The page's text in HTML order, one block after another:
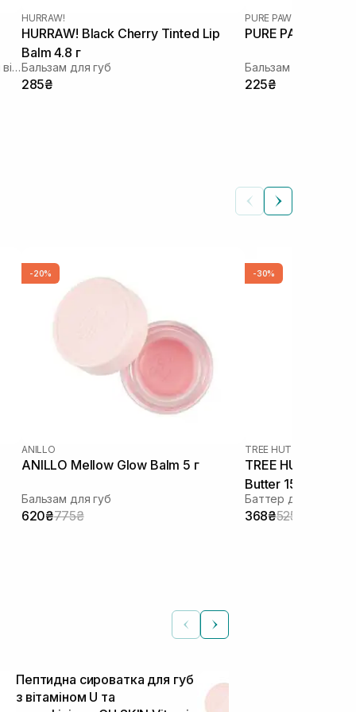
Твердий бальзам для губ з рожевим відтінком
HURRAW!
HURRAW! Black Cherry Tinted Lip
Balm 4.8 г
Бальзам для губ
285₴
PURE PAW PAW
PURE PAW PAW
Бальзам для губ
225₴
-20%
ANILLO
ANILLO Mellow Glow Balm 5 г
Бальзам для губ
620₴775₴
-30%
TREE HUT
TREE HUT
Butter 15 г
Баттер для губ
368₴525₴
Пептидна сироватка для губ
з вітаміном U та